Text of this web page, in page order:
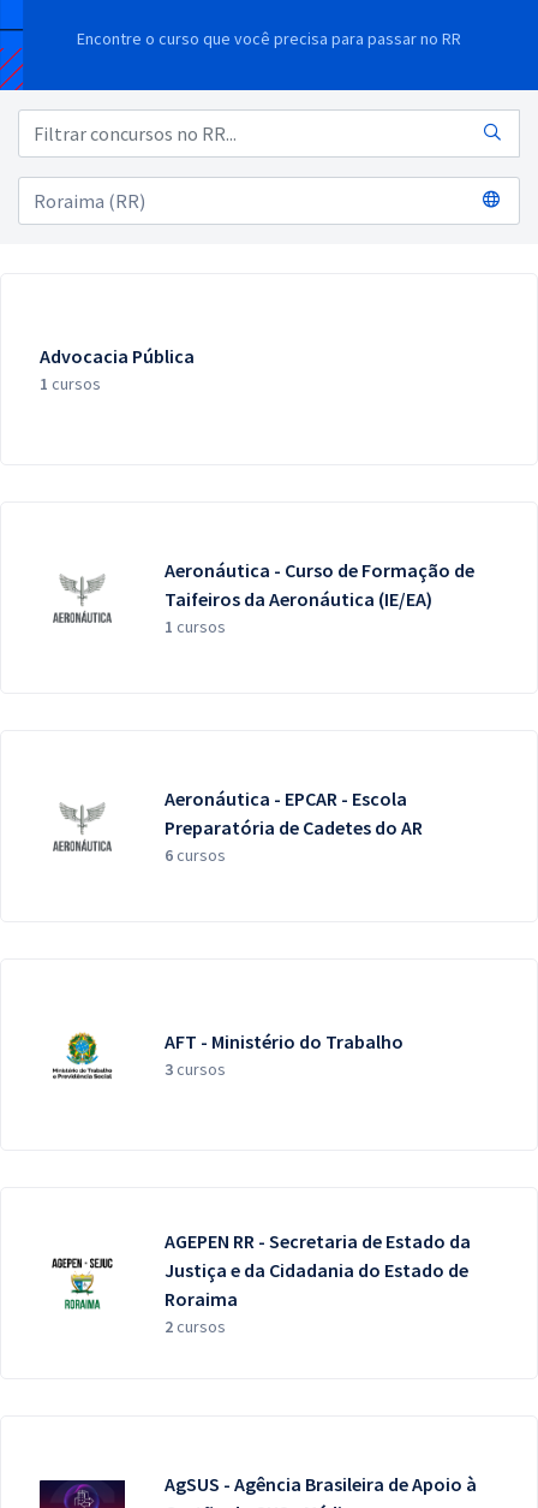
Graduação
OAB
Mentorias
Aprovados
Encontre o curso que você precisa para passar no RR
Advocacia Pública
1 cursos
Aeronáutica - Curso de Formação de
Taifeiros da Aeronáutica (IE/EA)
1 cursos
Aeronáutica - EPCAR - Escola
Preparatória de Cadetes do AR
6cursos
AFT - Ministério do Trabalho
3cursos
AGEPEN RR - Secretaria de Estado da
Justiça e da Cidadania do Estado de
Roraima
2cursos
AgSUS - Agência Brasileira de Apoio à